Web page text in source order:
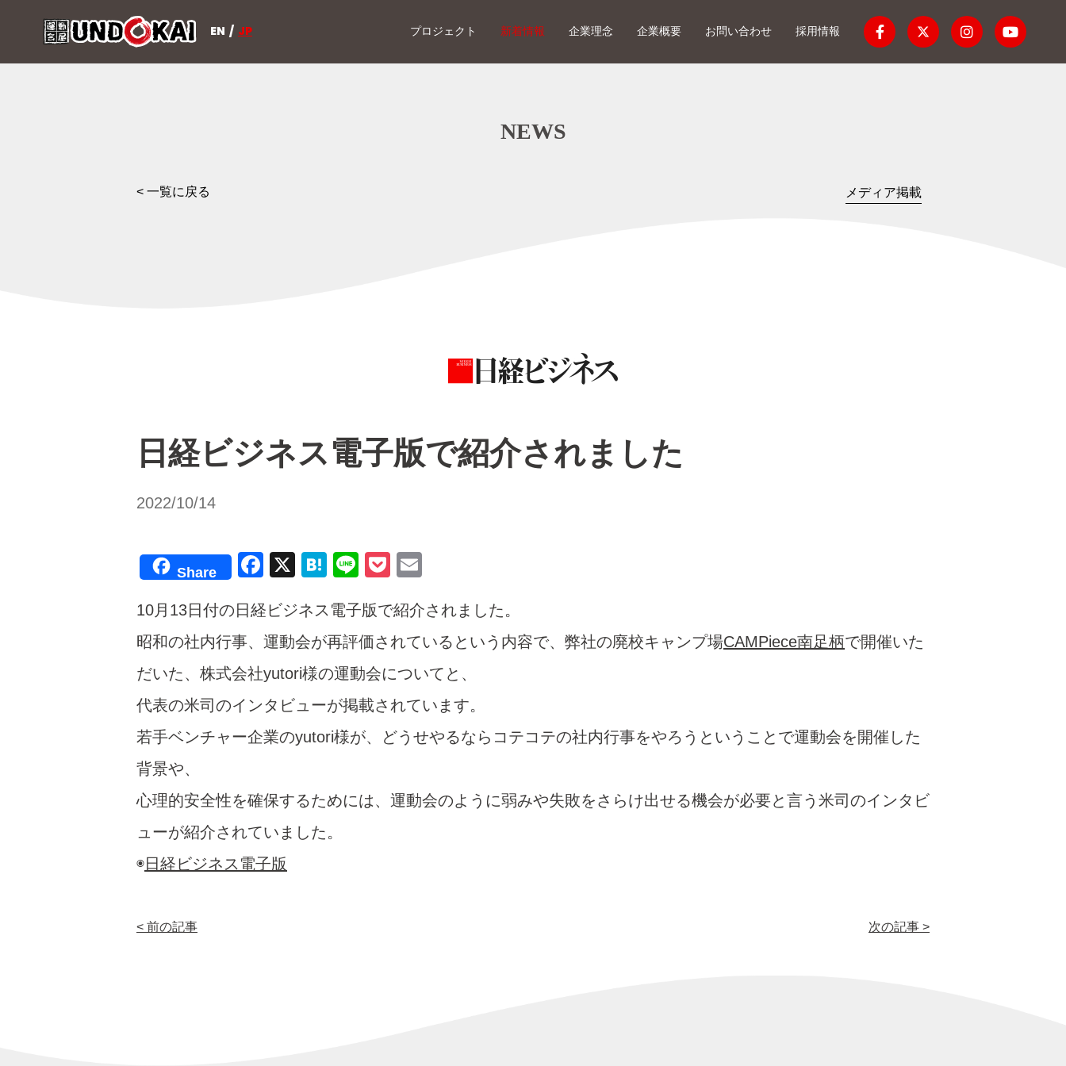
EN / JP プロジェクト 新着情報 企業理念 企業概要 お問い合わせ 採用情報
NEWS
< 一覧に戻る メディア掲載
日経ビジネス電子版で紹介されました
2022/10/14
Share
F
c
e
b
o
o
k
X
H
e
n
a
Li
e
P
ck
et
ail
10月13日付の日経ビジネス電子版で紹介されました。
昭和の社内行事、運動会が再評価されているという内容で、弊社の廃校キャンプ場CAMPiece南足柄で開催いた
だいた、株式会社yutori様の運動会についてと、
代表の米司のインタビューが掲載されています。
若手ベンチャー企業のyutori様が、どうせやるならコテコテの社内行事をやろうということで運動会を開催した
背景や、
心理的安全性を確保するためには、運動会のように弱みや失敗をさらけ出せる機会が必要と言う米司のインタビ
ューが紹介されていました。
◉日経ビジネス電子版
< 前の記事 次の記事 >